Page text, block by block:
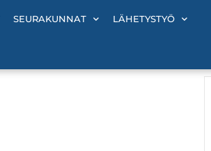
SEURAKUNNAT LÄHETYSTYÖ